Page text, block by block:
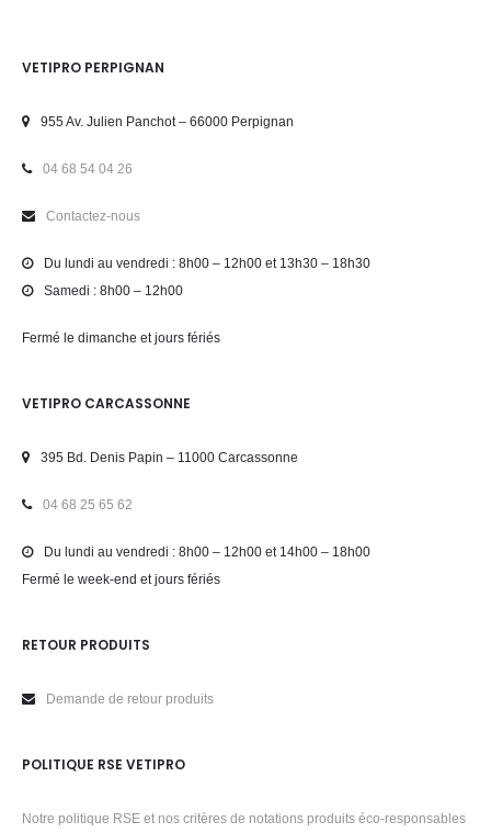
VETIPRO PERPIGNAN
955 Av. Julien Panchot – 66000 Perpignan
04 68 54 04 26
Contactez-nous
Du lundi au vendredi : 8h00 – 12h00 et 13h30 – 18h30
Samedi : 8h00 – 12h00
Fermé le dimanche et jours fériés
VETIPRO CARCASSONNE
395 Bd. Denis Papin – 11000 Carcassonne
04 68 25 65 62
Du lundi au vendredi : 8h00 – 12h00 et 14h00 – 18h00
Fermé le week-end et jours fériés
RETOUR PRODUITS
Demande de retour produits
POLITIQUE RSE VETIPRO
Notre politique RSE et nos critères de notations produits éco-responsables